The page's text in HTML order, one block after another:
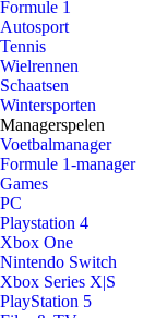
Formule 1
Autosport
Tennis
Wielrennen
Schaatsen
Wintersporten
Managerspelen
Voetbalmanager
Formule 1-manager
Games
PC
Playstation 4
Xbox One
Nintendo Switch
Xbox Series X|S
PlayStation 5